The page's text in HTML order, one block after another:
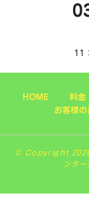
11
HOME 料金
お客様の
© Copyright 2026
ンタ